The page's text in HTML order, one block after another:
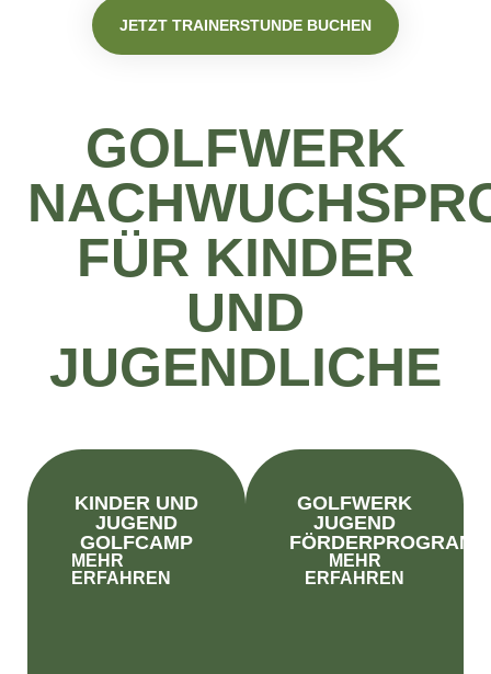
JETZT TRAINERSTUNDE BUCHEN
GOLFWERK
FÜR KINDER
UND
JUGENDLICHE
KINDER UND
JUGEND
GOLFCAMP
MEHR
ERFAHREN
GOLFWERK
JUGEND
FÖRDERPROGRAMM
MEHR
ERFAHREN